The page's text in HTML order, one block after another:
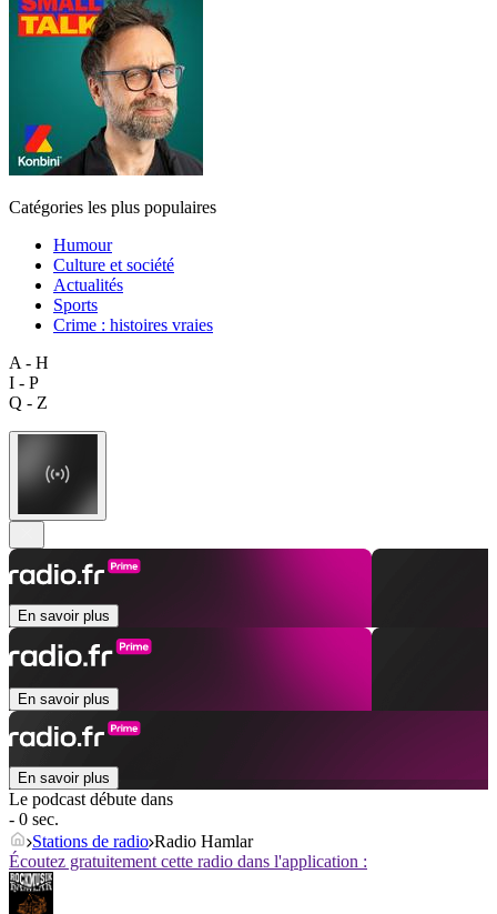
Catégories les plus populaires
Humour
Culture et société
Actualités
Sports
Crime : histoires vraies
A - H
I - P
Q - Z
En savoir plus
En savoir plus
En savoir plus
Le podcast débute dans
- 0 sec.
Stations de radio Radio Hamlar
Écoutez gratuitement cette radio dans l'application :